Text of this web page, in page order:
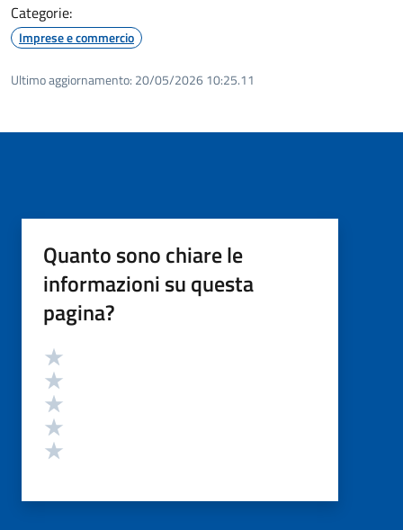
Categorie:
Imprese e commercio
Ultimo aggiornamento: 20/05/2026 10:25.11
Quanto sono chiare le
informazioni su questa
pagina?
Valutazione